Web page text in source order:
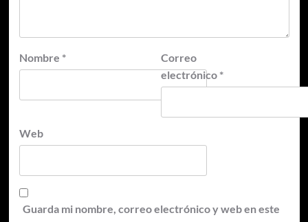
Nombre *
Correo
electrónico *
Web
Guarda mi nombre, correo electrónico y web en este